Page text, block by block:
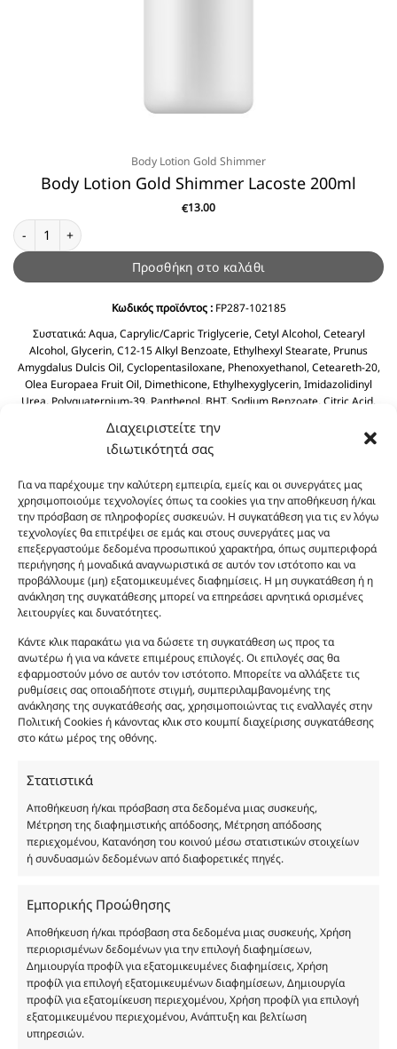
Διαχειριστείτε την
ιδιωτικότητά σας
Για να παρέχουμε την καλύτερη εμπειρία, εμείς και οι συνεργάτες μας
χρησιμοποιούμε τεχνολογίες όπως τα cookies για την αποθήκευση ή/και
την πρόσβαση σε πληροφορίες συσκευών. Η συγκατάθεση για τις εν λόγω
τεχνολογίες θα επιτρέψει σε εμάς και στους συνεργάτες μας να
επεξεργαστούμε δεδομένα προσωπικού χαρακτήρα, όπως συμπεριφορά
περιήγησης ή μοναδικά αναγνωριστικά σε αυτόν τον ιστότοπο και να
προβάλλουμε (μη) εξατομικευμένες διαφημίσεις. Η μη συγκατάθεση ή η
ανάκληση της συγκατάθεσης μπορεί να επηρεάσει αρνητικά ορισμένες
λειτουργίες και δυνατότητες.
Κάντε κλικ παρακάτω για να δώσετε τη συγκατάθεση ως προς τα
ανωτέρω ή για να κάνετε επιμέρους επιλογές. Οι επιλογές σας θα
εφαρμοστούν μόνο σε αυτόν τον ιστότοπο. Μπορείτε να αλλάξετε τις
ρυθμίσεις σας οποιαδήποτε στιγμή, συμπεριλαμβανομένης της
ανάκλησης της συγκατάθεσής σας, χρησιμοποιώντας τις εναλλαγές στην
Πολιτική Cookies ή κάνοντας κλικ στο κουμπί διαχείρισης συγκατάθεσης
στο κάτω μέρος της οθόνης.
Στατιστικά
Αποθήκευση ή/και πρόσβαση στα δεδομένα μιας συσκευής,
Μέτρηση της διαφημιστικής απόδοσης, Μέτρηση απόδοσης
περιεχομένου, Κατανόηση του κοινού μέσω στατιστικών στοιχείων
ή συνδυασμών δεδομένων από διαφορετικές πηγές.
Εμπορικής Προώθησης
Αποθήκευση ή/και πρόσβαση στα δεδομένα μιας συσκευής, Χρήση
περιορισμένων δεδομένων για την επιλογή διαφημίσεων,
Δημιουργία προφίλ για εξατομικευμένες διαφημίσεις, Χρήση
προφίλ για επιλογή εξατομικευμένων διαφημίσεων, Δημιουργία
προφίλ για εξατομίκευση περιεχομένου, Χρήση προφίλ για επιλογή
εξατομικευμένου περιεχομένου, Ανάπτυξη και βελτίωση
υπηρεσιών.
Body Lotion Gold Shimmer
Body Lotion Gold Shimmer Lacoste 200ml
€13.00
Body Lotion Gold Shimmer Lacoste 200ml ποσότητα
Προσθήκη στο καλάθι
Κωδικός προϊόντος :FP287-102185
Συστατικά:Aqua, Caprylic/Capric Triglycerie, Cetyl Alcohol, Cetearyl
Alcohol, Glycerin, C12-15 Alkyl Benzoate, Ethylhexyl Stearate, Prunus
Amygdalus Dulcis Oil, Cyclopentasiloxane, Phenoxyethanol, Ceteareth-20,
Olea Europaea Fruit Oil, Dimethicone, Ethylhexyglycerin, Imidazolidinyl
Urea, Polyquaternium-39, Panthenol, BHT, Sodium Benzoate, Citric Acid.
Οι φωτογραφίες των προϊόντων είναι ενδεικτικές
και δεν είναι προς πώληση το εικονιζόμενο προϊόν.
Σκοπός τους είναι η διευκόλυνση της επιλογής σας.
Σε καμία περίπτωση δεν αντιστοιχούν στα
πραγματικότητα. Πρόθεση της επιχείρησης μας δεν
είναι η παραπλάνηση και η εξαπάτηση του
καταναλωτή. Όλα μας τα προϊόντα είναι τύπου, σε
χύμα μορφή και είναι εμπνευσμένα από τα
αντίστοιχα αυθεντικά γνωστών οίκων. Οι
προϊόντων αποτελούν αναφαίρετη και
Δημιουργών-Οίκων. Οι εικόνες ενδέχεται να
υπόκεινται σε πνευματικά δικαιώματα.
Με επιφύλαξη κάθε νόμιμου δικαιώματος.
Eau de parfum
Αγίου Κωνσταντίνου 76
Τ.Κ. 56224, Εύοσμος, Θεσσαλονίκη
Τηλ. 2314 016010
ΑΦΜ 803285309